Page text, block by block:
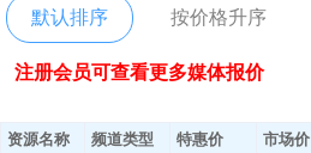
默认排序 按价格升序
注册会员可查看更多媒体报价
资源名称 频道类型 特惠价 市场价